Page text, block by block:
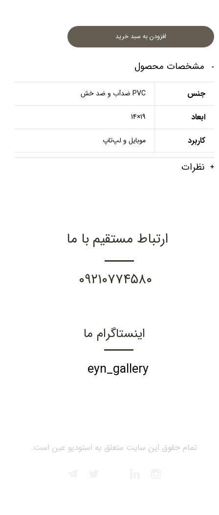
افزودن به سبد خرید
مشخصات محصول
جنس PVC ضدآب و ضد خش
ابعاد 19×14
کاربرد موبایل و لپ‌تاپ
نظرات
تمام حقوق این سایت متعلق به استودیو عین است.
ارتباط مستقیم با ما
۰۹۲۱۰۷۷۴۵۸۰
اینستاگرام ما
eyn_gallery